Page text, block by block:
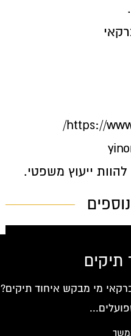
https://
ייעוץ משפטי.
תיקים
ברקאי מי מבקש איחוד תיקים?